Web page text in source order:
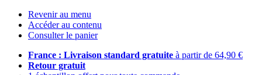
Revenir au menu
Accéder au contenu
Consulter le panier
France : Livraison standard gratuite à partir de 64,90 €
Retour gratuit